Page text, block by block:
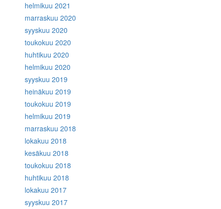
helmikuu 2021
marraskuu 2020
syyskuu 2020
toukokuu 2020
huhtikuu 2020
helmikuu 2020
syyskuu 2019
heinäkuu 2019
toukokuu 2019
helmikuu 2019
marraskuu 2018
lokakuu 2018
kesäkuu 2018
toukokuu 2018
huhtikuu 2018
lokakuu 2017
syyskuu 2017